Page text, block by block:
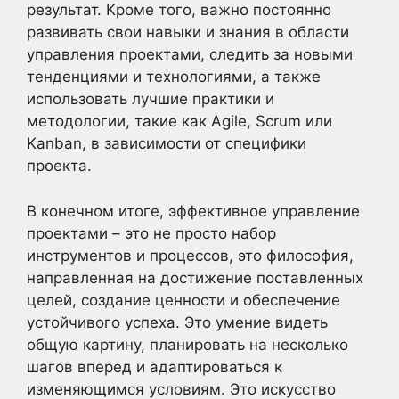
результат. Кроме того, важно постоянно
развивать свои навыки и знания в области
управления проектами, следить за новыми
тенденциями и технологиями, а также
использовать лучшие практики и
методологии, такие как Agile, Scrum или
Kanban, в зависимости от специфики
проекта.
В конечном итоге, эффективное управление
проектами – это не просто набор
инструментов и процессов, это философия,
направленная на достижение поставленных
целей, создание ценности и обеспечение
устойчивого успеха. Это умение видеть
общую картину, планировать на несколько
шагов вперед и адаптироваться к
изменяющимся условиям. Это искусство